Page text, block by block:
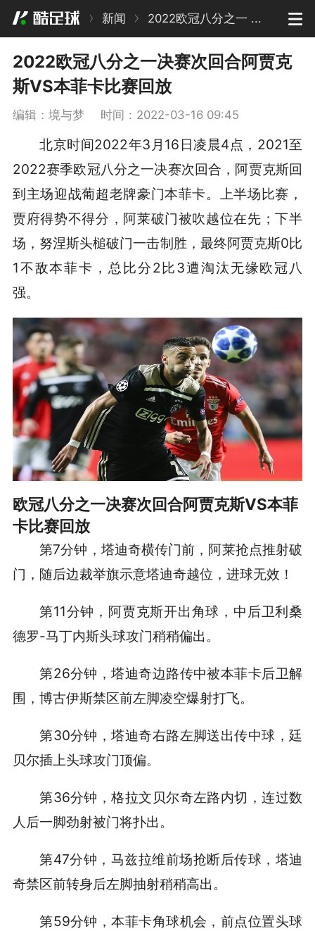
新闻 2022欧冠八分之一 ...
2022欧冠八分之一决赛次回合阿贾克
斯VS本菲卡比赛回放
编辑：境与梦 时间：2022-03-16 09:45
北京时间2022年3月16日凌晨4点，2021至
2022赛季欧冠八分之一决赛次回合，阿贾克斯回
到主场迎战葡超老牌豪门本菲卡。上半场比赛，
贾府得势不得分，阿莱破门被吹越位在先；下半
场，努涅斯头槌破门一击制胜，最终阿贾克斯0比
1不敌本菲卡，总比分2比3遭淘汰无缘欧冠八
强。
欧冠八分之一决赛次回合阿贾克斯VS本菲
卡比赛回放
第7分钟，塔迪奇横传门前，阿莱抢点推射破
门，随后边裁举旗示意塔迪奇越位，进球无效！
第11分钟，阿贾克斯开出角球，中后卫利桑
德罗-马丁内斯头球攻门稍稍偏出。
第26分钟，塔迪奇边路传中被本菲卡后卫解
围，博古伊斯禁区前左脚凌空爆射打飞。
第30分钟，塔迪奇右路左脚送出传中球，廷
贝尔插上头球攻门顶偏。
第36分钟，格拉文贝尔奇左路内切，连过数
人后一脚劲射被门将扑出。
第47分钟，马兹拉维前场抢断后传球，塔迪
奇禁区前转身后左脚抽射稍稍高出。
第59分钟，本菲卡角球机会，前点位置头球